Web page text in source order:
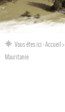
Vous êtes ici :Accueil
Mauritanie